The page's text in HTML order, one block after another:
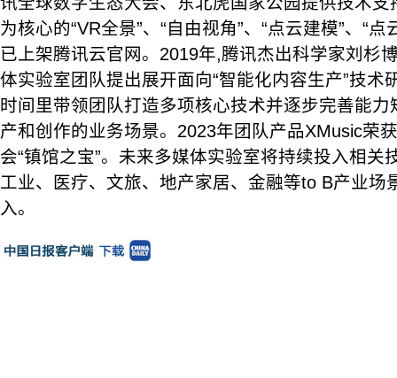
为核心的“VR全景”、“自由视角”、“点云建模”、“
已上架腾讯云官网。2019年,腾讯杰出科学家刘杉
体实验室团队提出展开面向“智能化内容生产”技术
时间里带领团队打造多项核心技术并逐步完善能
产和创作的业务场景。2023年团队产品XMusic荣
会“镇馆之宝”。未来多媒体实验室将持续投入相关
工业、医疗、文旅、地产家居、金融等to B产业场
入。